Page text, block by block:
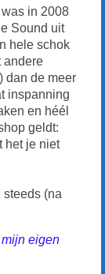
in 2008
Sound uit
hele schok
andere
dan de meer
inspanning
en héél
geldt:
het je niet
steeds (na
mijn eigen